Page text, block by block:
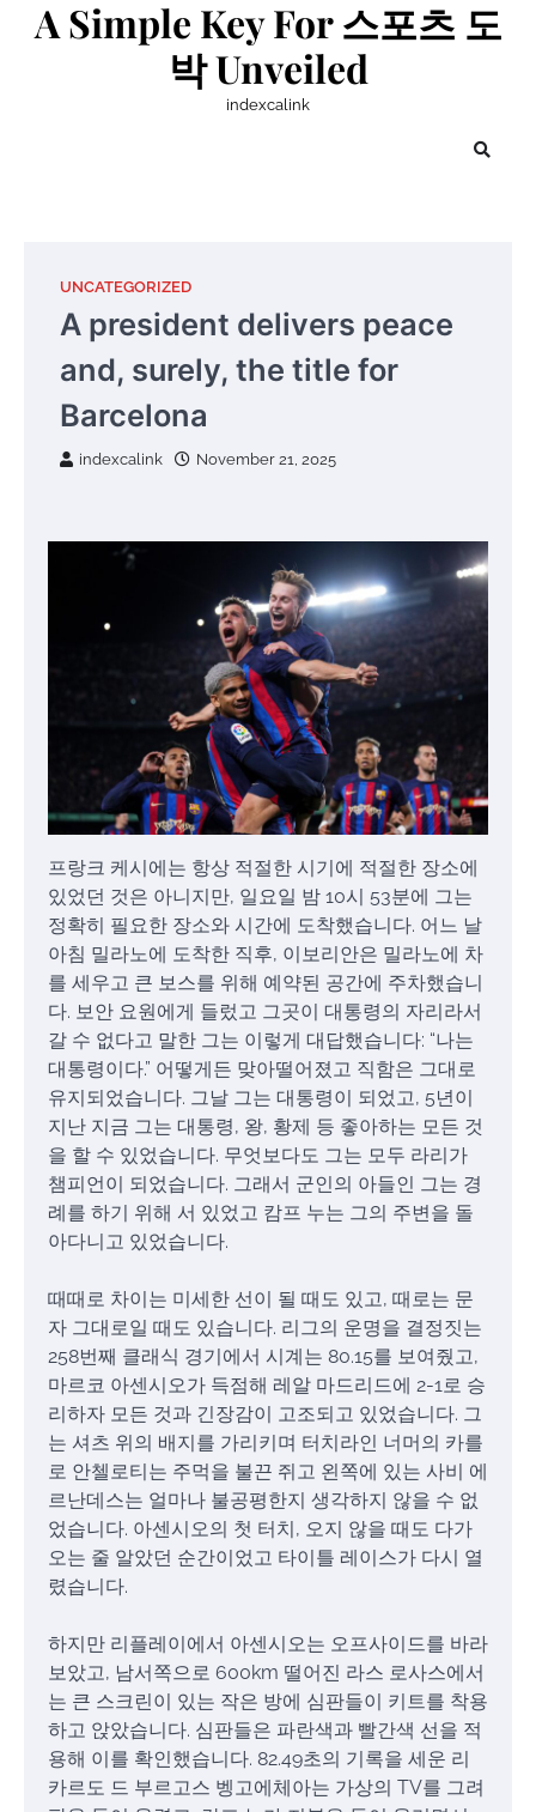
A Simple Key For 스포츠 도
박 Unveiled
indexcalink
UNCATEGORIZED
A president delivers peace
and, surely, the title for
Barcelona
indexcalink November 21, 2025
프랑크 케시에는 항상 적절한 시기에 적절한 장소에
있었던 것은 아니지만, 일요일 밤 10시 53분에 그는
정확히 필요한 장소와 시간에 도착했습니다. 어느 날
아침 밀라노에 도착한 직후, 이보리안은 밀라노에 차
를 세우고 큰 보스를 위해 예약된 공간에 주차했습니
다. 보안 요원에게 들렀고 그곳이 대통령의 자리라서
갈 수 없다고 말한 그는 이렇게 대답했습니다: “나는
대통령이다.” 어떻게든 맞아떨어졌고 직함은 그대로
유지되었습니다. 그날 그는 대통령이 되었고, 5년이
지난 지금 그는 대통령, 왕, 황제 등 좋아하는 모든 것
을 할 수 있었습니다. 무엇보다도 그는 모두 라리가
챔피언이 되었습니다. 그래서 군인의 아들인 그는 경
례를 하기 위해 서 있었고 캄프 누는 그의 주변을 돌
아다니고 있었습니다.
때때로 차이는 미세한 선이 될 때도 있고, 때로는 문
자 그대로일 때도 있습니다. 리그의 운명을 결정짓는
258번째 클래식 경기에서 시계는 80.15를 보여줬고,
마르코 아센시오가 득점해 레알 마드리드에 2-1로 승
리하자 모든 것과 긴장감이 고조되고 있었습니다. 그
는 셔츠 위의 배지를 가리키며 터치라인 너머의 카를
로 안첼로티는 주먹을 불끈 쥐고 왼쪽에 있는 사비 에
르난데스는 얼마나 불공평한지 생각하지 않을 수 없
었습니다. 아센시오의 첫 터치, 오지 않을 때도 다가
오는 줄 알았던 순간이었고 타이틀 레이스가 다시 열
렸습니다.
하지만 리플레이에서 아센시오는 오프사이드를 바라
보았고, 남서쪽으로 600km 떨어진 라스 로사스에서
는 큰 스크린이 있는 작은 방에 심판들이 키트를 착용
하고 앉았습니다. 심판들은 파란색과 빨간색 선을 적
용해 이를 확인했습니다. 82.49초의 기록을 세운 리
카르도 드 부르고스 벵고에체아는 가상의 TV를 그려